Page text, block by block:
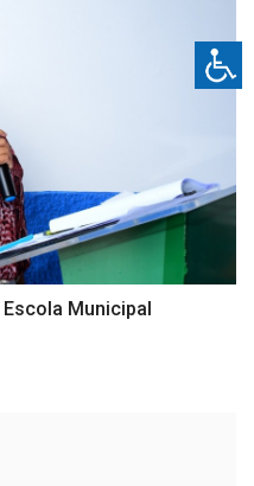
Municipal